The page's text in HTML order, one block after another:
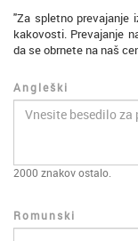
"Za spletno prevajanje
kakovosti. Prevajanje
da se obrnete na naš
Angleški
2000 znakov ostalo.
Romunski